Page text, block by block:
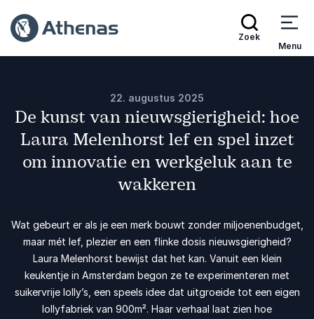
Zoek
Menu
22. augustus 2025
De kunst van nieuwsgierigheid: hoe
Laura Melenhorst lef en spel inzet
om innovatie en werkgeluk aan te
wakkeren
Wat gebeurt er als je een merk bouwt zonder miljoenenbudget,
maar mét lef, plezier en een flinke dosis nieuwsgierigheid?
Laura Melenhorst bewijst dat het kan. Vanuit een klein
keukentje in Amsterdam begon ze te experimenteren met
suikervrije lolly’s, een speels idee dat uitgroeide tot een eigen
lollyfabriek van 900m². Haar verhaal laat zien hoe